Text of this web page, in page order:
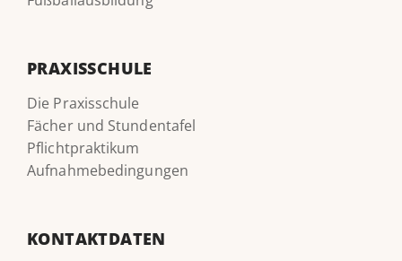
PRAXISSCHULE
Die Praxisschule
Fächer und Stundentafel
Pflichtpraktikum
Aufnahmebedingungen
KONTAKTDATEN